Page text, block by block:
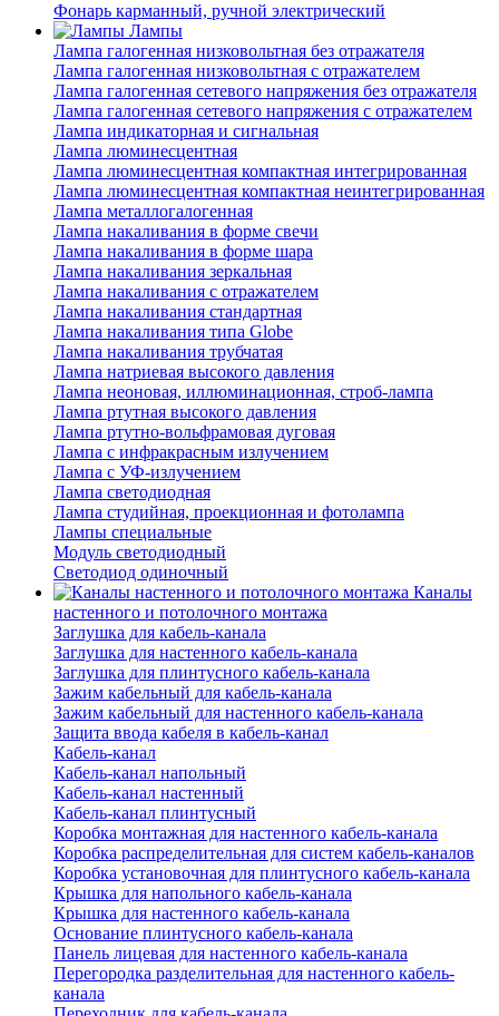
Фонарь карманный, ручной электрический
Лампы
Лампа галогенная низковольтная без отражателя
Лампа галогенная низковольтная с отражателем
Лампа галогенная сетевого напряжения без отражателя
Лампа галогенная сетевого напряжения с отражателем
Лампа индикаторная и сигнальная
Лампа люминесцентная
Лампа люминесцентная компактная интегрированная
Лампа люминесцентная компактная неинтегрированная
Лампа металлогалогенная
Лампа накаливания в форме свечи
Лампа накаливания в форме шара
Лампа накаливания зеркальная
Лампа накаливания с отражателем
Лампа накаливания стандартная
Лампа накаливания типа Globe
Лампа накаливания трубчатая
Лампа натриевая высокого давления
Лампа неоновая, иллюминационная, строб-лампа
Лампа ртутная высокого давления
Лампа ртутно-вольфрамовая дуговая
Лампа с инфракрасным излучением
Лампа с УФ-излучением
Лампа светодиодная
Лампа студийная, проекционная и фотолампа
Лампы специальные
Модуль светодиодный
Светодиод одиночный
Каналы
настенного и потолочного монтажа
Заглушка для кабель-канала
Заглушка для настенного кабель-канала
Заглушка для плинтусного кабель-канала
Зажим кабельный для кабель-канала
Зажим кабельный для настенного кабель-канала
Защита ввода кабеля в кабель-канал
Кабель-канал
Кабель-канал напольный
Кабель-канал настенный
Кабель-канал плинтусный
Коробка монтажная для настенного кабель-канала
Коробка распределительная для систем кабель-каналов
Коробка установочная для плинтусного кабель-канала
Крышка для напольного кабель-канала
Крышка для настенного кабель-канала
Основание плинтусного кабель-канала
Панель лицевая для настенного кабель-канала
Перегородка разделительная для настенного кабель-
канала